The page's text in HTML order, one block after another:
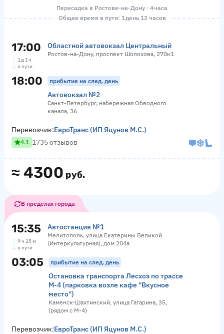
Пересадка в Ростове-на-Дону · 4 часа
Общее время в пути: 1 день 12 часов
17:00 Областной автовокзал Центральный
Ростов-на-Дону, проспект Шолохова, 270к1
1 д 1 ч
в пути
18:00 прибытие на след. день
Автовокзал №2
Санкт-Петербург, набережная Обводного
канала, 36
≈ 4300 руб.
Перевозчик:ЕвроТранс (ИП Яцунов М.С.)
4.1 1735 отзывов
В пределах города
15:35 Автостанция №1
Мелитополь, улица Екатерины Великой
(Интеркультурная), дом 204а
9 ч 25 м
в пути
03:05 прибытие на след. день
Остановка транспорта Лесхоз по трассе
М-4 (парковка возле кафе "Вкусное
место")
Каменск-Шахтинский, улица Гагарина, 35,
(рядом с М-4)
Перевозчик:ЕвроТранс (ИП Яцунов М.С.)